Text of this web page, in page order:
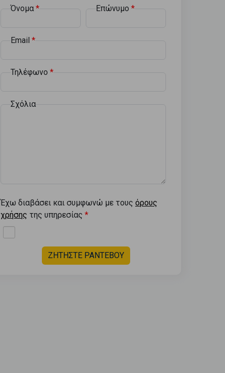
Όνομα Επώνυμο
Email
Τηλέφωνο
Σχόλια
Έχω διαβάσει και συμφωνώ με τους όρους
χρήσης της υπηρεσίας
ΖΗΤΗΣΤΕ ΡΑΝΤΕΒΟΥ